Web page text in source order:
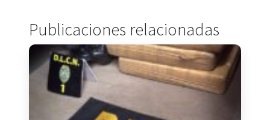
Publicaciones relacionadas